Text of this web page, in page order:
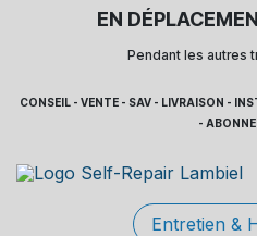
EN
Pendant les autres
CONSEIL - VENTE - SAV - LIVRAISON -
-
Entretien &